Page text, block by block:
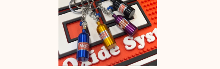
マスタード
2026/06/04